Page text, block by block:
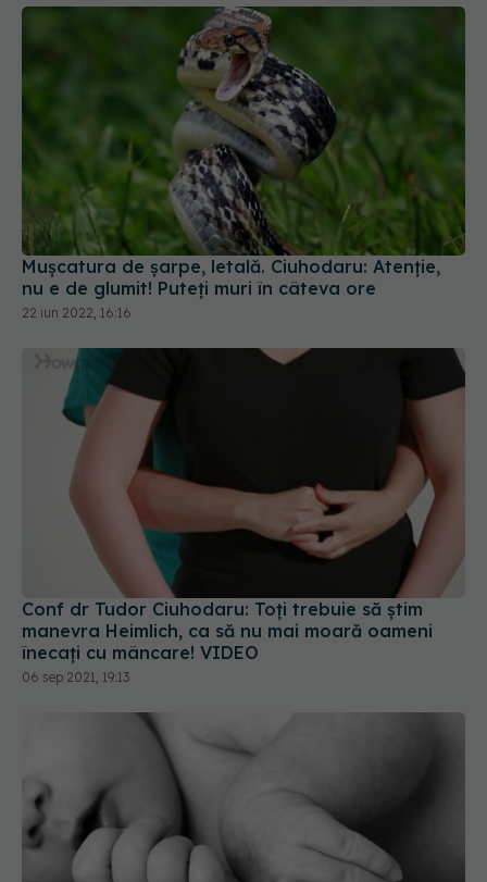
Mușcatura de șarpe, letală. Ciuhodaru: Atenție,
nu e de glumit! Puteți muri în câteva ore
22 iun 2022, 16:16
Conf dr Tudor Ciuhodaru: Toți trebuie să știm
manevra Heimlich, ca să nu mai moară oameni
înecați cu mâncare! VIDEO
06 sep 2021, 19:13